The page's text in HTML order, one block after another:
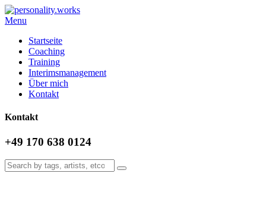
Menu
Startseite
Coaching
Training
Interimsmanagement
Über mich
Kontakt
Kontakt
+49 170 638 0124